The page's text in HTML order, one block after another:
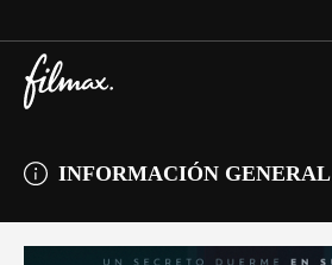
INFORMACIÓN GENERAL